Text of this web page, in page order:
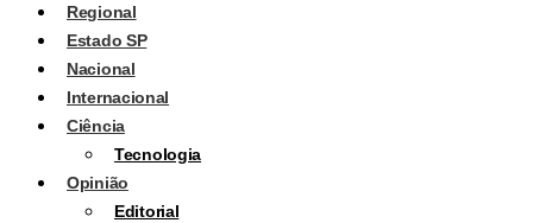
Regional
Estado SP
Nacional
Internacional
Ciência
Tecnologia
Opinião
Editorial